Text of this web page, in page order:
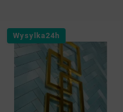
Wysylka24h